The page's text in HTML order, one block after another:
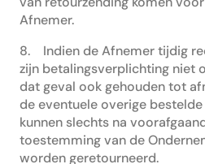
Afnemer.
8. Indien de Afnemer tijdig
zijn betalingsverplichting niet
dat geval ook gehouden tot
de eventuele overige
kunnen slechts na
toestemming van de
worden geretourneerd.